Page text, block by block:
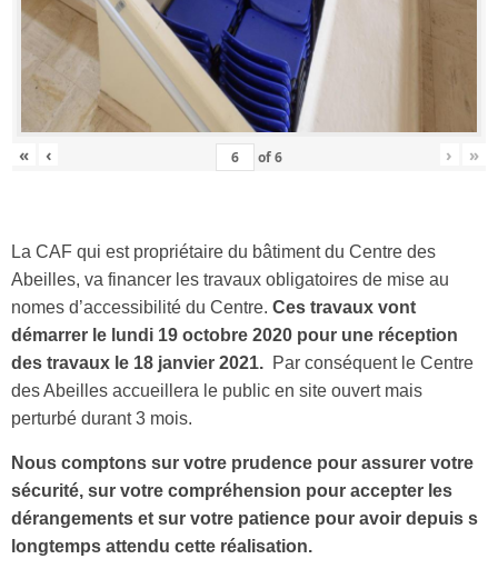
« ‹ of6 › »
La CAF qui est propriétaire du bâtiment du Centre des
Abeilles, va financer les travaux obligatoires de mise au
nomes d’accessibilité du Centre. Ces travaux vont
démarrer le lundi 19 octobre 2020 pour une réception
des travaux le 18 janvier 2021. Par conséquent le Centre
des Abeilles accueillera le public en site ouvert mais
perturbé durant 3 mois.
Nous comptons sur votre prudence pour assurer votre
sécurité, sur votre compréhension pour accepter les
dérangements et sur votre patience pour avoir depuis s
longtemps attendu cette réalisation.